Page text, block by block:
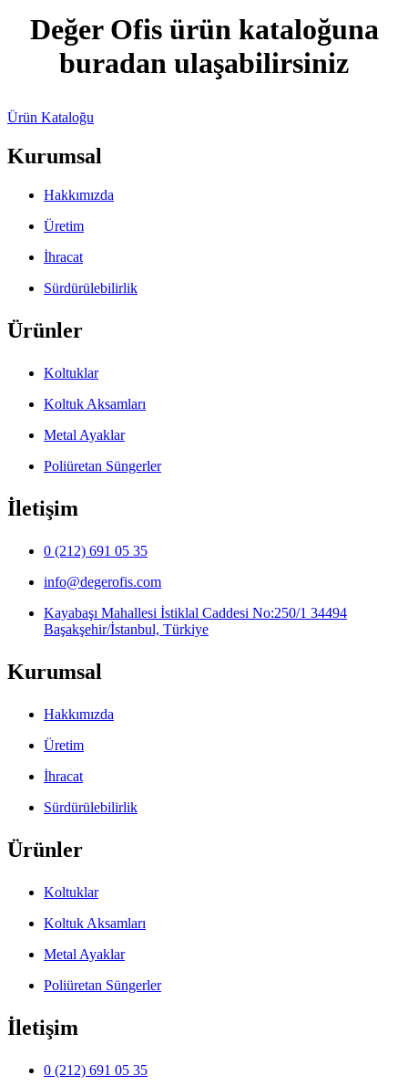
Değer Ofis ürün kataloğuna
buradan ulaşabilirsiniz
Ürün Kataloğu
Kurumsal
Hakkımızda
Üretim
İhracat
Sürdürülebilirlik
Ürünler
Koltuklar
Koltuk Aksamları
Metal Ayaklar
Poliüretan Süngerler
İletişim
0 (212) 691 05 35
info@degerofis.com
Kayabaşı Mahallesi İstiklal Caddesi No:250/1 34494
Başakşehir/İstanbul, Türkiye
Kurumsal
Hakkımızda
Üretim
İhracat
Sürdürülebilirlik
Ürünler
Koltuklar
Koltuk Aksamları
Metal Ayaklar
Poliüretan Süngerler
İletişim
0 (212) 691 05 35